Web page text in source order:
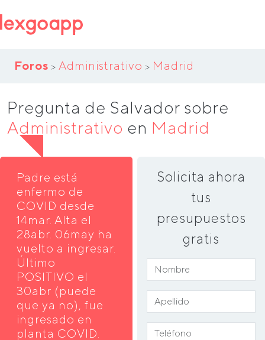
Foros > Administrativo > Madrid
Pregunta de Salvador sobre
Administrativo en Madrid
Padre está
enfermo de
COVID desde
14mar. Alta el
28abr. 06may ha
vuelto a ingresar.
Último
POSITIVO el
30abr (puede
que ya no), fue
ingresado en
planta COVID.
Solicita ahora
tus
presupuestos
gratis